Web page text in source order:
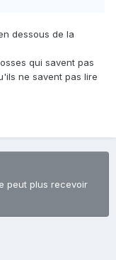
dessous de la
qui savent pas
ne savent pas lire
peut plus recevoir